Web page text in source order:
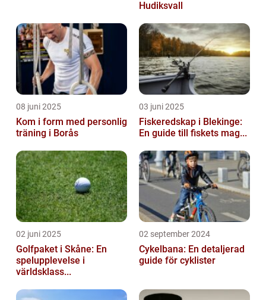
Hudiksvall
08 juni 2025
Kom i form med personlig
träning i Borås
03 juni 2025
Fiskeredskap i Blekinge:
En guide till fiskets mag...
02 juni 2025
Golfpaket i Skåne: En
spelupplevelse i
världsklass...
02 september 2024
Cykelbana: En detaljerad
guide för cyklister